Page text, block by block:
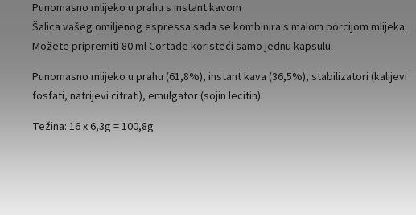
Punomasno mlijeko u prahu s instant kavom
Šalica vašeg omiljenog espressa sada se kombinira s malom porcijom mlijeka.
Možete pripremiti 80 ml Cortade koristeći samo jednu kapsulu.
Punomasno mlijeko u prahu (61,8%), instant kava (36,5%), stabilizatori (kalijevi
fosfati, natrijevi citrati), emulgator (sojin lecitin).
Težina: 16 x 6,3g = 100,8g